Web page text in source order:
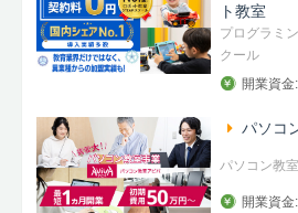
ト教室
プログラミ
クール
開業資金:
パソコ
パソコン教
開業資金: